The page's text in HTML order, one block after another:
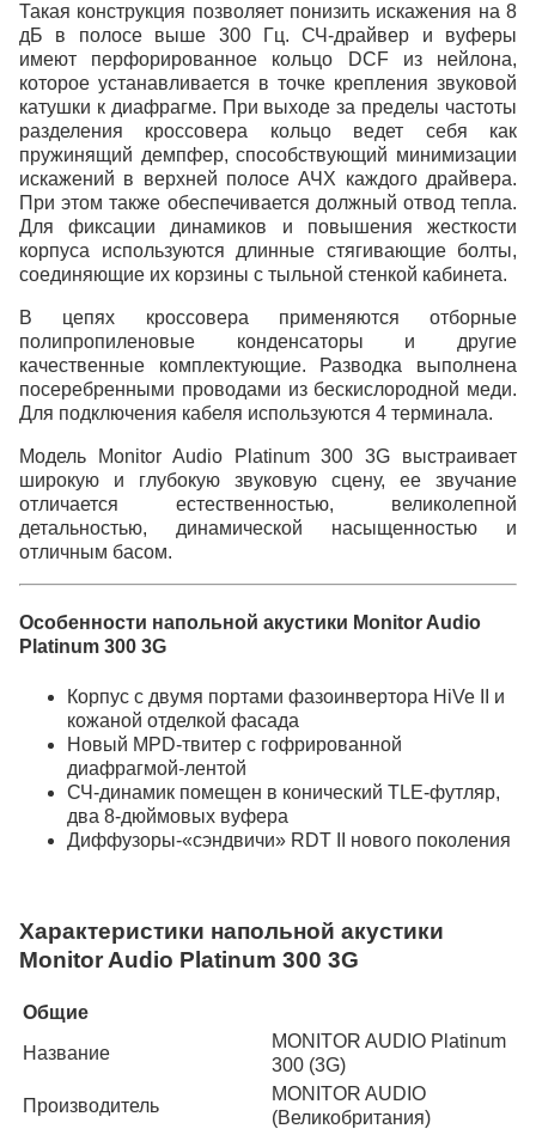
Такая конструкция позволяет понизить искажения на 8
дБ в полосе выше 300 Гц. СЧ-драйвер и вуферы
имеют перфорированное кольцо DCF из нейлона,
которое устанавливается в точке крепления звуковой
катушки к диафрагме. При выходе за пределы частоты
разделения кроссовера кольцо ведет себя как
пружинящий демпфер, способствующий минимизации
искажений в верхней полосе АЧХ каждого драйвера.
При этом также обеспечивается должный отвод тепла.
Для фиксации динамиков и повышения жесткости
корпуса используются длинные стягивающие болты,
соединяющие их корзины с тыльной стенкой кабинета.
В цепях кроссовера применяются отборные
полипропиленовые конденсаторы и другие
качественные комплектующие. Разводка выполнена
посеребренными проводами из бескислородной меди.
Для подключения кабеля используются 4 терминала.
Модель Monitor Audio Platinum 300 3G выстраивает
широкую и глубокую звуковую сцену, ее звучание
отличается естественностью, великолепной
детальностью, динамической насыщенностью и
отличным басом.
Особенности напольной акустики Monitor Audio
Platinum 300 3G
Корпус с двумя портами фазоинвертора HiVe II и
кожаной отделкой фасада
Новый MPD-твитер с гофрированной
диафрагмой-лентой
СЧ-динамик помещен в конический TLE-футляр,
два 8-дюймовых вуфера
Диффузоры-«сэндвичи» RDT II нового поколения
Характеристики напольной акустики
Monitor Audio Platinum 300 3G
Общие
Название
MONITOR AUDIO Platinum
300 (3G)
Производитель
MONITOR AUDIO
(Великобритания)